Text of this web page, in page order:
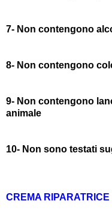
7- Non contengono
8- Non contengono
9- Non contengono
animale
10- Non sono testati
CREMA